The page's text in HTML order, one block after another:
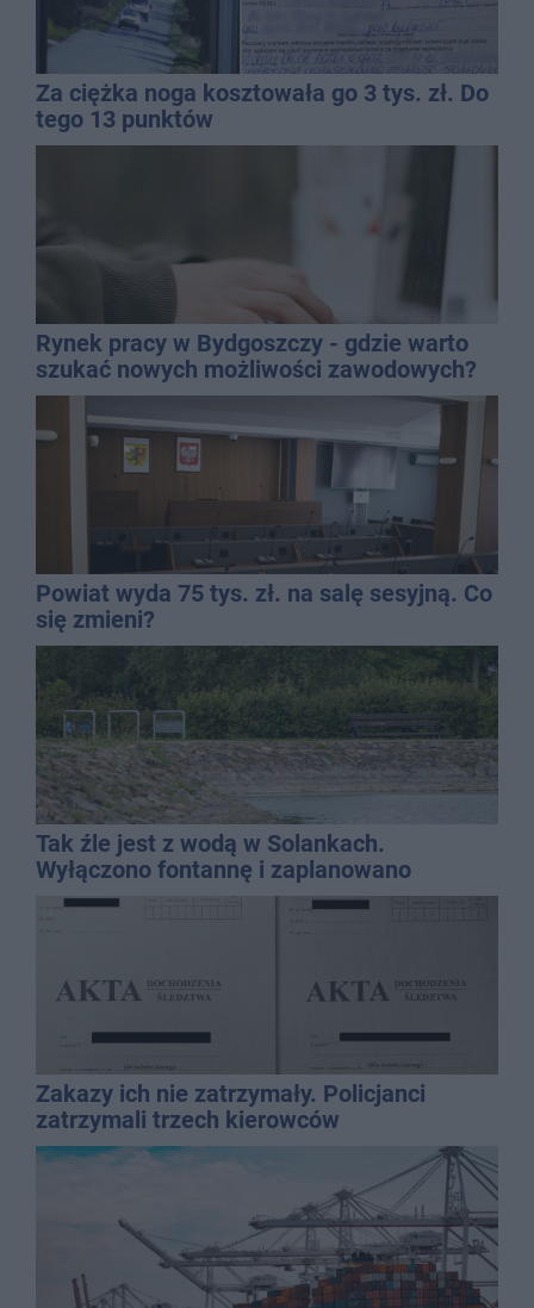
Za ciężka noga kosztowała go 3 tys. zł. Do
tego 13 punktów
Rynek pracy w Bydgoszczy - gdzie warto
szukać nowych możliwości zawodowych?
Powiat wyda 75 tys. zł. na salę sesyjną. Co
się zmieni?
Tak źle jest z wodą w Solankach.
Wyłączono fontannę i zaplanowano
dolewkę
Zakazy ich nie zatrzymały. Policjanci
zatrzymali trzech kierowców